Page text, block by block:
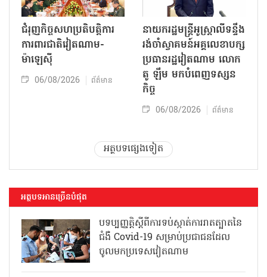
ជំរុញកិច្ចសហប្រតិបត្តិការ
ការពារជាតិវៀតណាម-
ម៉ាឡេស៊ី
06/08/2026 ព័ត៌មាន
នាយករដ្ឋមន្ត្រីអូស្ត្រាលីទន្ទឹង
រង់ចាំស្វាគមន៍អគ្គលេខាបក្ស
ប្រធានរដ្ឋវៀតណាម លោក
តូ ឡឹម មកបំពេញទស្សន
កិច្ច
06/08/2026 ព័ត៌មាន
អត្ថបទផ្សេងទៀត
អត្ថបទអានច្រើនបំផុត
បទប្បញ្ញត្តិស្តីពីការទប់ស្កាត់ការរាតត្បាតនៃ
ជំងឺ Covid-19 សម្រាប់ប្រជាជនដែល
ចូលមកប្រទេសវៀតណាម